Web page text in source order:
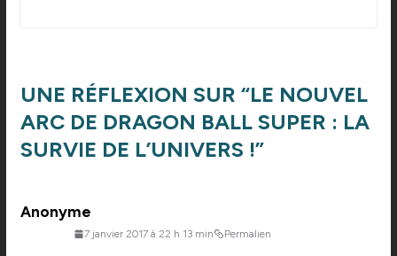
UNE RÉFLEXION SUR “LE NOUVEL
ARC DE DRAGON BALL SUPER : LA
SURVIE DE L’UNIVERS !”
Anonyme
7 janvier 2017 à 22 h 13 min Permalien